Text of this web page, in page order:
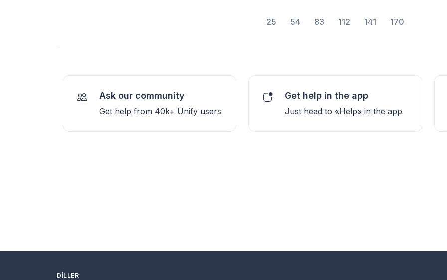
25 54 83 112 141 170
Ask our community
Get help from 40k+ Unify users
Get help in the app
Just head to «Help» in the app
DILLER